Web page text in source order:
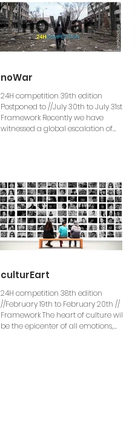
noWar
24H competition 39th edition
Postponed to //July 30th to July 31st //
Framework Recently we have
witnessed a global escalation of...
culturEart
24H competition 38th edition
//February 19th to February 20th //
Framework The heart of culture will
be the epicenter of all emotions,...